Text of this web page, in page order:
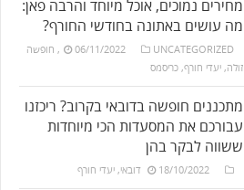
מחירים נמוכים, אוכל מיוחד והרבה פאן:
מה עושים באתונה בחודשי החורף?
06/11/2022 UNCATEGORIZED
, חופשה
זולה,יעדי חורף,כריסמס
מתכננים חופשה בדובאי בקרוב? ריכזנו
עבורכם את המסעדות הכי מיוחדות
ששווה לבקר בהן
18/10/2022 דובאי,יעדי חורף